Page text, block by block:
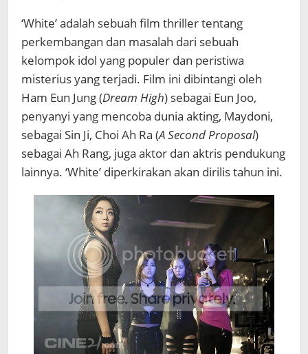
‘White’ adalah sebuah film thriller tentang
perkembangan dan masalah dari sebuah
kelompok idol yang populer dan peristiwa
misterius yang terjadi. Film ini dibintangi oleh
Ham Eun Jung (Dream High) sebagai Eun Joo,
penyanyi yang mencoba dunia akting, Maydoni,
sebagai Sin Ji, Choi Ah Ra (A Second Proposal)
sebagai Ah Rang, juga aktor dan aktris pendukung
lainnya. ‘White’ diperkirakan akan dirilis tahun ini.